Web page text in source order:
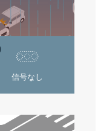
信号なし